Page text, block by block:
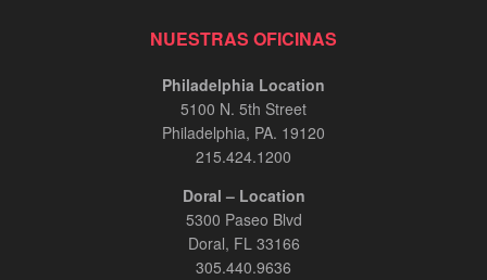
NUESTRAS OFICINAS
Philadelphia Location
5100 N. 5th Street
Philadelphia, PA. 19120
215.424.1200
Doral – Location
5300 Paseo Blvd
Doral, FL 33166
305.440.9636